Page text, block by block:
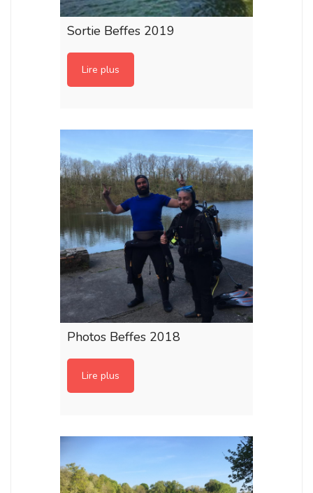
Sortie Beffes 2019
Lire plus
Photos Beffes 2018
Lire plus